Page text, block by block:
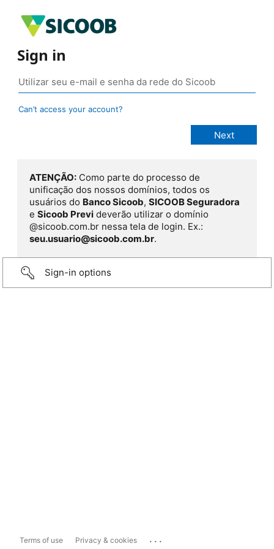
Sign in
Can’t access your account?
ATENÇÃO: Como parte do processo de
unificação dos nossos domínios, todos os
usuários do Banco Sicoob, SICOOB Seguradora
e Sicoob Previ deverão utilizar o domínio
@sicoob.com.br nessa tela de login. Ex.:
seu.usuario@sicoob.com.br.
Sign-in options
Terms of use Privacy & cookies ...